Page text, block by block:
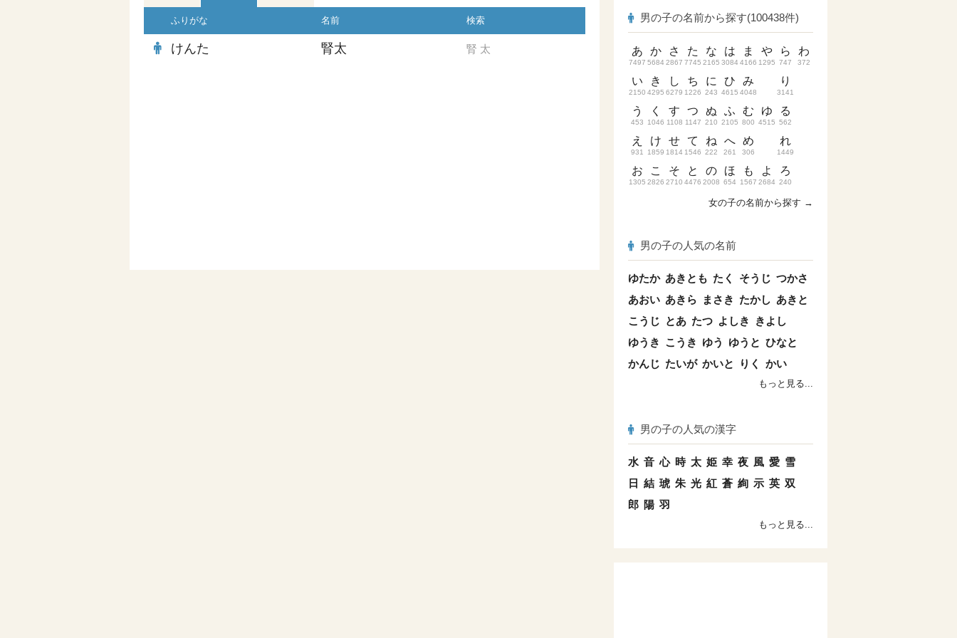
ふりがな 名前 検索
けんた 腎太 腎 太
男の子の名前から探す(100438件)
あ
7497
い
2150
う
453
え
931
お
1305
か
5684
き
4295
く
1046
け
1859
こ
2826
さ
2867
し
6279
す
1108
せ
1814
そ
2710
た
7745
ち
1226
つ
1147
て
1546
と
4476
な
2165
に
243
ぬ
210
ね
222
の
2008
は
3084
ひ
4615
ふ
2105
へ
261
ほ
654
ま
4166
み
4048
む
800
め
306
も
1567
や
1295
ゆ
4515
よ
2684
ら
747
り
3141
る
562
れ
1449
ろ
240
わ
372
女の子の名前から探す →
男の子の人気の名前
ゆたか あきとも たく そうじ つかさ
あおい あきら まさき たかし あきと
こうじ とあ たつ よしき
きよし
ゆうき こうき ゆう ゆうと ひなと
かんじ たいが かいと りく かい
もっと見る...
男の子の人気の漢字
水 音 心 時 太 姫 幸 夜 風 愛 雪
日 結 琥 朱 光 紅 蒼 絢 示 英 双
郎 陽 羽
もっと見る...